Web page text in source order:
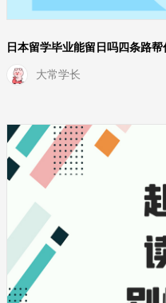
日本留学毕业能留日吗四条路帮
大常学长